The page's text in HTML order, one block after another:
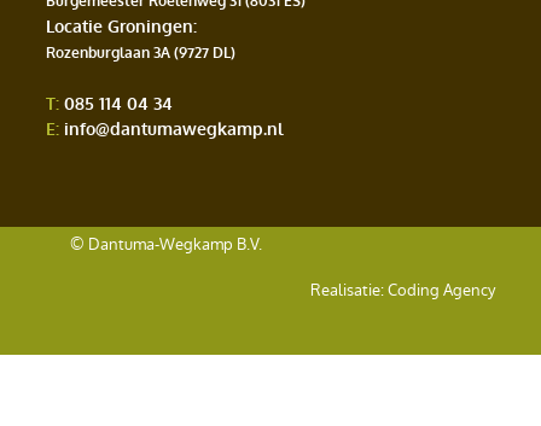
Locatie Groningen:
Rozenburglaan 3A (9727 DL)
T: 085 114 04 34
E: info@dantumawegkamp.nl
© Dantuma-Wegkamp B.V.
Realisatie:Coding Agency